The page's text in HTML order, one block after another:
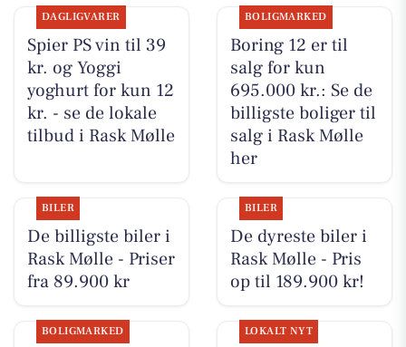
DAGLIGVARER
Spier PS vin til 39
kr. og Yoggi
yoghurt for kun 12
kr. - se de lokale
tilbud i Rask Mølle
BOLIGMARKED
Boring 12 er til
salg for kun
695.000 kr.: Se de
billigste boliger til
salg i Rask Mølle
her
BILER
De billigste biler i
Rask Mølle - Priser
fra 89.900 kr
BILER
De dyreste biler i
Rask Mølle - Pris
op til 189.900 kr!
BOLIGMARKED LOKALT NYT